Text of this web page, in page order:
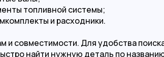
топливной системы;
и расходники.
и совместимости. Для удобства
найти нужную деталь по